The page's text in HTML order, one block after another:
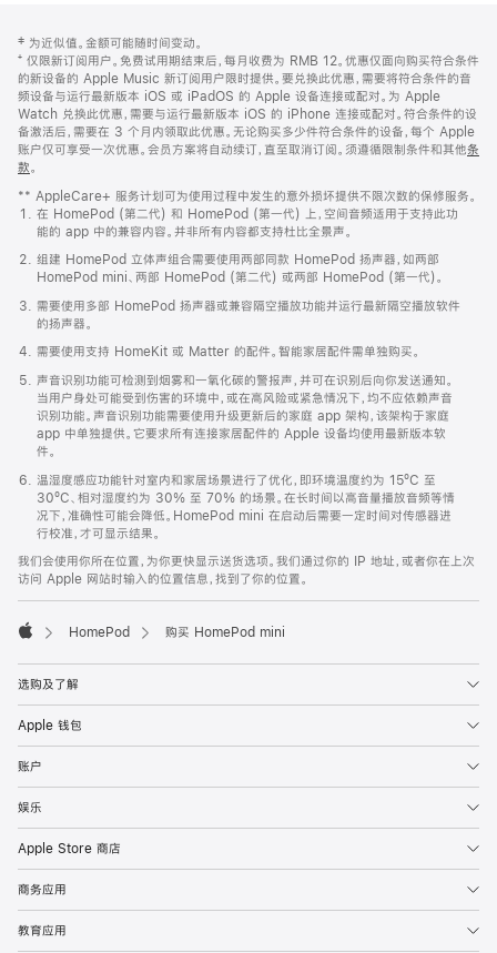
页
页
脚
注
‡ 为近似值。金额可能随时间变动。
⁺ 仅限新订阅用户。免费试用期结束后，每月收费为 RMB 12。优惠仅面向购买符合条件
的新设备的 Apple Music 新订阅用户限时提供。要兑换此优惠，需要将符合条件的音
频设备与运行最新版本 iOS 或 iPadOS 的 Apple 设备连接或配对。为 Apple
Watch 兑换此优惠，需要与运行最新版本 iOS 的 iPhone 连接或配对。符合条件的设
备激活后，需要在 3 个月内领取此优惠。无论购买多少件符合条件的设备，每个 Apple
账户仅可享受一次优惠。会员方案将自动续订，直至取消订阅。须遵循限制条件和其他条
款。
窗
口
中
打
开)
** AppleCare+ 服务计划可为使用过程中发生的意外损坏提供不限次数的保修服务。
在 HomePod (第二代) 和 HomePod (第一代) 上，空间音频适用于支持此功
能的 app 中的兼容内容。并非所有内容都支持杜比全景声。
组建 HomePod 立体声组合需要使用两部同款 HomePod 扬声器，如两部
HomePod mini、两部 HomePod (第二代) 或两部 HomePod (第一代)。
需要使用多部 HomePod 扬声器或兼容隔空播放功能并运行最新隔空播放软件
的扬声器。
需要使用支持 HomeKit 或 Matter 的配件。智能家居配件需单独购买。
声音识别功能可检测到烟雾和一氧化碳的警报声，并可在识别后向你发送通知。
当用户身处可能受到伤害的环境中，或在高风险或紧急情况下，均不应依赖声音
识别功能。声音识别功能需要使用升级更新后的家庭 app 架构，该架构于家庭
app 中单独提供。它要求所有连接家居配件的 Apple 设备均使用最新版本软
件。
温湿度感应功能针对室内和家居场景进行了优化，即环境温度约为 15ºC 至
30ºC、相对湿度约为 30% 至 70% 的场景。在长时间以高音量播放音频等情
况下，准确性可能会降低。HomePod mini 在启动后需要一定时间对传感器进
行校准，才可显示结果。
我们会使用你所在位置，为你更快显示送货选项。我们通过你的 IP 地址，或者你在上次
访问 Apple 网站时输入的位置信息，找到了你的位置。
HomePod 购买 HomePod mini
选购及了解
Apple 钱包
账户
娱乐
Apple Store 商店
商务应用
教育应用